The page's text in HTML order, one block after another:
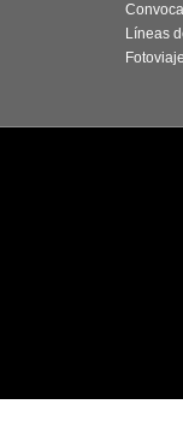
Líneas